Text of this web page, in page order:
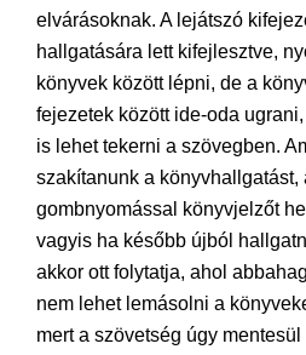
elvárásoknak. A lejátszó
hallgatására lett kifejlesztve,
könyvek között lépni, de a
fejezetek között ide-oda
is lehet tekerni a szövegben.
szakítanunk a könyvhallgatást,
gombnyomással könyvjelzőt
vagyis ha később újból
akkor ott folytatja, ahol
nem lehet lemásolni a
mert a szövetség úgy